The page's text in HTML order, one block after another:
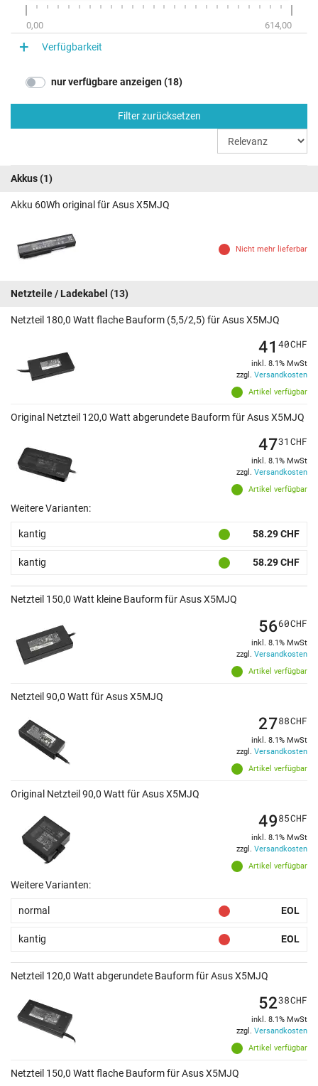
0,00 614,00
Verfügbarkeit
nur verfügbare anzeigen (18)
Filter zurücksetzen
Akkus(1)
Akku 60Wh original für Asus X5MJQ
Nicht mehr lieferbar
Netzteile / Ladekabel (13)
Netzteil 180,0 Watt flache Bauform (5,5/2,5) für Asus X5MJQ
Artikel verfügbar
41 40CHF
inkl. 8.1% MwSt
zzgl. Versandkosten
Original Netzteil 120,0 Watt abgerundete Bauform für Asus X5MJQ
Artikel verfügbar
4731 CHF
inkl. 8.1% MwSt
zzgl. Versandkosten
Weitere Varianten:
kantig 58.29 CHF
kantig 58.29 CHF
Netzteil 150,0 Watt kleine Bauform für Asus X5MJQ
Artikel verfügbar
5660CHF
inkl. 8.1% MwSt
zzgl. Versandkosten
Netzteil 90,0 Watt für Asus X5MJQ
Artikel verfügbar
2788CHF
inkl. 8.1% MwSt
zzgl. Versandkosten
Original Netzteil 90,0 Watt für Asus X5MJQ
Artikel verfügbar
4985CHF
inkl. 8.1% MwSt
zzgl. Versandkosten
Weitere Varianten:
normal EOL
kantig EOL
Netzteil 120,0 Watt abgerundete Bauform für Asus X5MJQ
Artikel verfügbar
5238CHF
inkl. 8.1% MwSt
zzgl. Versandkosten
Netzteil 150,0 Watt flache Bauform für Asus X5MJQ